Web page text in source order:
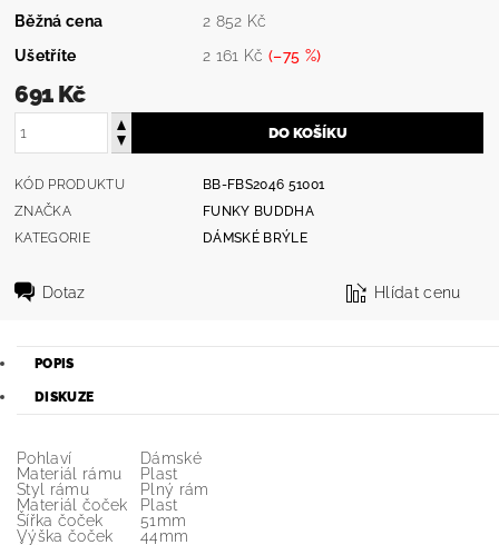
Běžná cena
2 852 Kč
Ušetříte
2 161 Kč (–75 %)
691 Kč
KÓD PRODUKTU
BB-FBS2046 51001
ZNAČKA
FUNKY BUDDHA
KATEGORIE
DÁMSKÉ BRÝLE
Dotaz Hlídat cenu
POPIS
DISKUZE
Pohlaví
Dámské
Materiál rámu
Plast
Styl rámu
Plný rám
Materiál čoček
Plast
Šířka čoček
51mm
Výška čoček
44mm